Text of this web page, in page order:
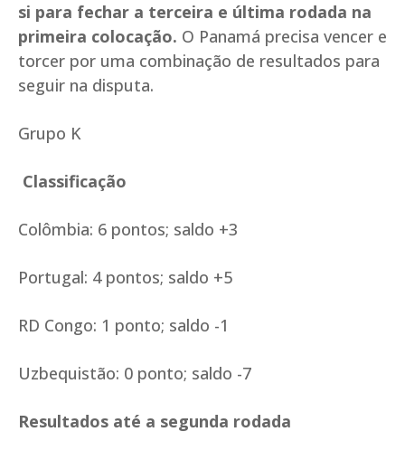
si para fechar a terceira e última rodada na
primeira colocação. O Panamá precisa vencer e
torcer por uma combinação de resultados para
seguir na disputa.
Grupo K
Classificação
Colômbia: 6 pontos; saldo +3
Portugal: 4 pontos; saldo +5
RD Congo: 1 ponto; saldo -1
Uzbequistão: 0 ponto; saldo -7
Resultados até a segunda rodada